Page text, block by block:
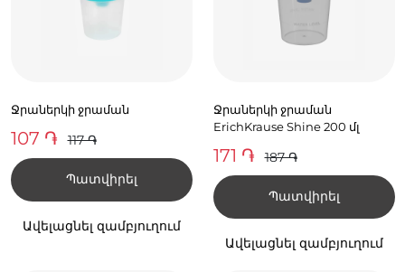
Ջրաներկի ջրաման
107 ֏ 117 ֏
Պատվիրել
Ավելացնել զամբյուղում
Ջրաներկի ջրաման
ErichKrause Shine 200 մլ
171 ֏ 187 ֏
Պատվիրել
Ավելացնել զամբյուղում